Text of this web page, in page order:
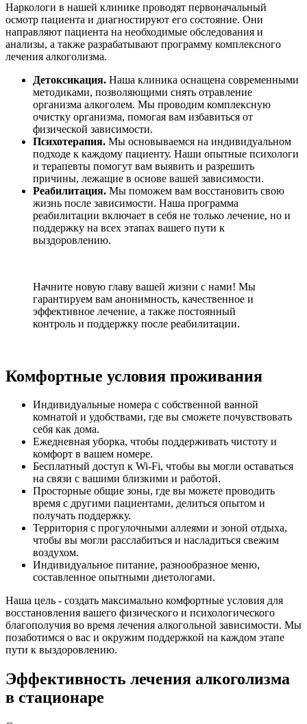
Наркологи в нашей клинике проводят первоначальный
осмотр пациента и диагностируют его состояние. Они
направляют пациента на необходимые обследования и
анализы, а также разрабатывают программу комплексного
лечения алкоголизма.
Детоксикация. Наша клиника оснащена современными
методиками, позволяющими снять отравление
организма алкоголем. Мы проводим комплексную
очистку организма, помогая вам избавиться от
физической зависимости.
Психотерапия. Мы основываемся на индивидуальном
подходе к каждому пациенту. Наши опытные психологи
и терапевты помогут вам выявить и разрешить
причины, лежащие в основе вашей зависимости.
Реабилитация. Мы поможем вам восстановить свою
жизнь после зависимости. Наша программа
реабилитации включает в себя не только лечение, но и
поддержку на всех этапах вашего пути к
выздоровлению.
Начните новую главу вашей жизни с нами! Мы
гарантируем вам анонимность, качественное и
эффективное лечение, а также постоянный
контроль и поддержку после реабилитации.
Комфортные условия проживания
Индивидуальные номера с собственной ванной
комнатой и удобствами, где вы сможете почувствовать
себя как дома.
Ежедневная уборка, чтобы поддерживать чистоту и
комфорт в вашем номере.
Бесплатный доступ к Wi-Fi, чтобы вы могли оставаться
на связи с вашими близкими и работой.
Просторные общие зоны, где вы можете проводить
время с другими пациентами, делиться опытом и
получать поддержку.
Территория с прогулочными аллеями и зоной отдыха,
чтобы вы могли расслабиться и насладиться свежим
воздухом.
Индивидуальное питание, разнообразное меню,
составленное опытными диетологами.
Наша цель - создать максимально комфортные условия для
восстановления вашего физического и психологического
благополучия во время лечения алкогольной зависимости. Мы
позаботимся о вас и окружим поддержкой на каждом этапе
пути к выздоровлению.
Эффективность лечения алкоголизма
в стационаре